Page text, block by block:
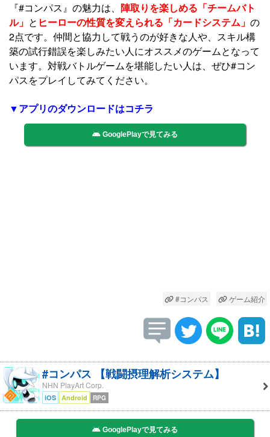
『#コンパス』の魅力は、 陣取りを楽しめる「チームバト
ル」 と ヒーローの性質を変えられる「カードシステム」 の
2点です。仲間と協力して戦うのが好きな人や、スキル構
築の試行錯誤を楽しみたい人にオススメのゲームとなって
います。対戦バトルゲームを堪能したい人は、ぜひ#コン
パスをプレイしてみてください。
▼アプリのダウンロードはコチラ
GooglePlayで見てみる
#コンパス ゲーム紹介
#コンパス 【戦闘摂理解析システム】
NHN PlayArt Corp.
iOS Android RPG
GooglePlayで見てみる